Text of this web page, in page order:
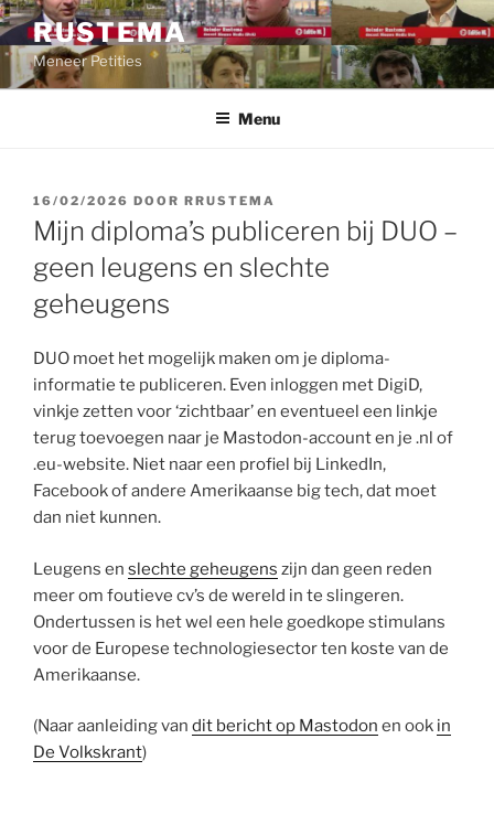
Ga
naar
inhoud
RUSTEMA
Meneer Petities
Menu
GEPLAATST
OP
16/02/2026 DOOR RRUSTEMA
Mijn diploma’s publiceren bij DUO –
geen leugens en slechte
geheugens
DUO moet het mogelijk maken om je diploma-
informatie te publiceren. Even inloggen met DigiD,
vinkje zetten voor ‘zichtbaar’ en eventueel een linkje
terug toevoegen naar je Mastodon-account en je .nl of
.eu-website. Niet naar een profiel bij LinkedIn,
Facebook of andere Amerikaanse big tech, dat moet
dan niet kunnen.
Leugens en slechte geheugens zijn dan geen reden
meer om foutieve cv’s de wereld in te slingeren.
Ondertussen is het wel een hele goedkope stimulans
voor de Europese technologiesector ten koste van de
Amerikaanse.
(Naar aanleiding van dit bericht op Mastodon en ook in
De Volkskrant)